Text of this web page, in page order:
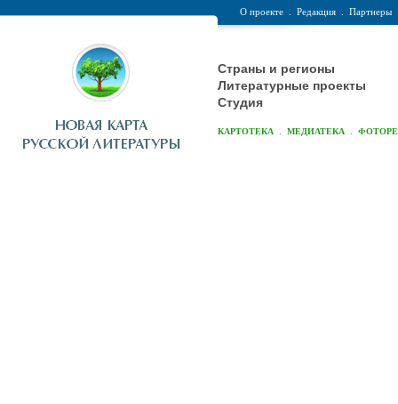
О проекте Редакция Партнеры
Страны и регионы
Литературные проекты
Студия
КАРТОТЕКА МЕДИАТЕКА